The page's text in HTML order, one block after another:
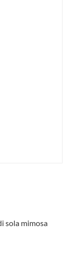
sola mimosa